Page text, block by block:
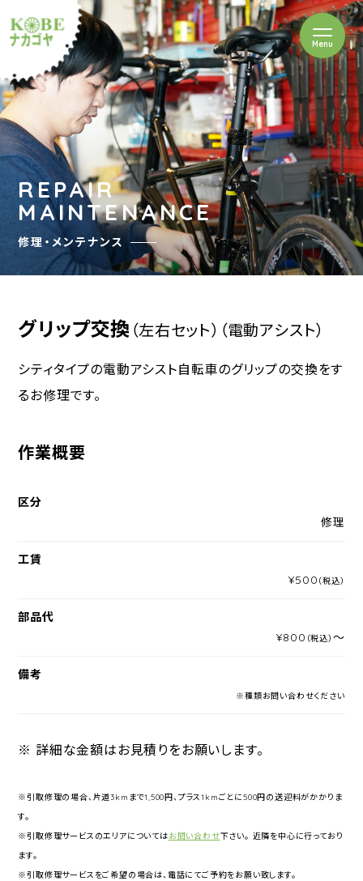
ルショップナカゴヤ
Menuを開閉
REPAIR
MAINTENANCE
修理・メンテナンス
グリップ交換 （左右セット） （電動アシスト）
シティタイプの電動アシスト自転車のグリップの交換をす
るお修理です。
作業概要
区分
修理
工賃
¥500 （税込）
部品代
¥800 （税込） ～
備考
※種類お問い合わせください
※ 詳細な金額はお見積りをお願いします。
※引取修理の場合、片道3kmまで1,500円、プラス1kmごとに500円の送迎料がかかりま
す。
※引取修理サービスのエリアについてはお問い合わせ下さい。 近隣を中心に行っており
ます。
※引取修理サービスをご希望の場合は、電話にてご予約をお願い致します。